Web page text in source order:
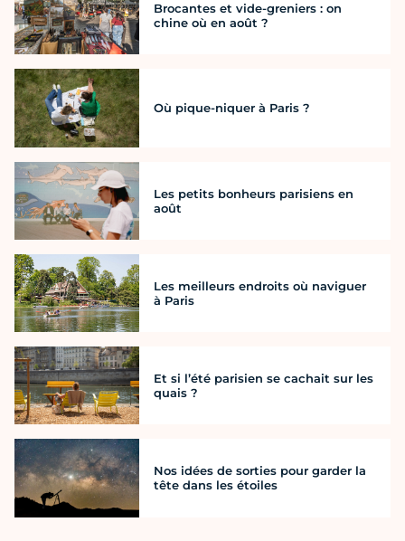
Brocantes et vide-greniers : on
chine où en août ?
Où pique-niquer à Paris ?
Les petits bonheurs parisiens en
août
Les meilleurs endroits où naviguer
à Paris
Et si l’été parisien se cachait sur les
quais ?
Nos idées de sorties pour garder la
tête dans les étoiles